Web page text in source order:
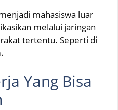
mahasiswa luar
melalui jaringan
tertentu. Seperti di
Yang Bisa